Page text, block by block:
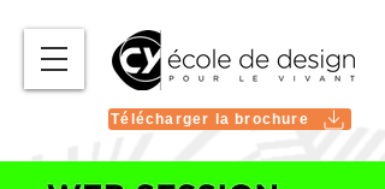
Télécharger la brochure